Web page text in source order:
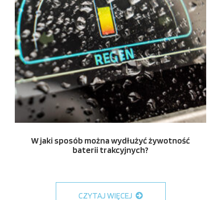
W jaki sposób można wydłużyć żywotność
baterii trakcyjnych?
CZYTAJ WIĘCEJ